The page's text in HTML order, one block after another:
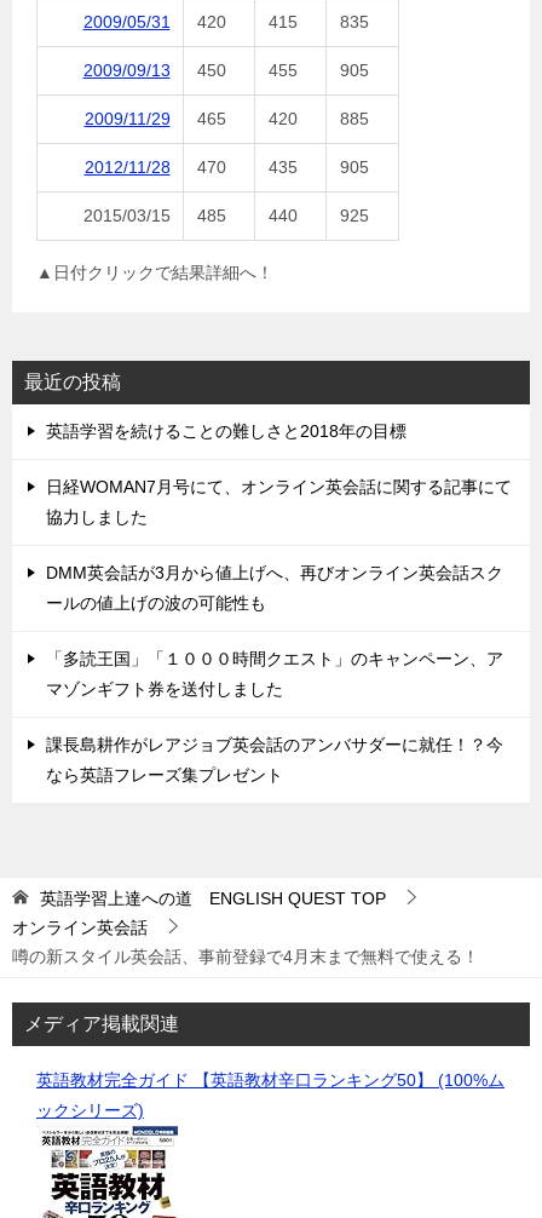
2009/05/31 420 415 835
2009/09/13 450 455 905
2009/11/29 465 420 885
2012/11/28 470 435 905
2015/03/15 485 440 925
▲日付クリックで結果詳細へ！
最近の投稿
英語学習を続けることの難しさと2018年の目標
日経WOMAN7月号にて、オンライン英会話に関する記事にて
協力しました
DMM英会話が3月から値上げへ、再びオンライン英会話スク
ールの値上げの波の可能性も
「多読王国」「１０００時間クエスト」のキャンペーン、ア
マゾンギフト券を送付しました
課長島耕作がレアジョブ英会話のアンバサダーに就任！？今
なら英語フレーズ集プレゼント
英語学習上達への道 ENGLISH QUEST TOP
オンライン英会話
噂の新スタイル英会話、事前登録で4月末まで無料で使える！
メディア掲載関連
英語教材完全ガイド 【英語教材辛口ランキング50】 (100%ム
ックシリーズ)